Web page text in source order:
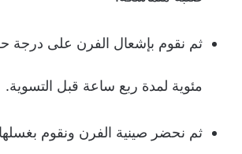
مئوية لمدة ربع ساعة قبل التسوية.
ثم نحضر صينية الفرن ونقوم